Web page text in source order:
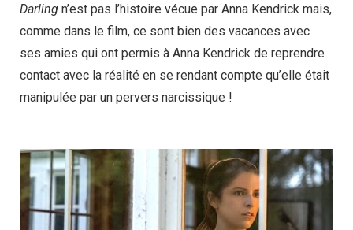
Darling n’est pas l’histoire vécue par Anna Kendrick mais,
comme dans le film, ce sont bien des vacances avec
ses amies qui ont permis à Anna Kendrick de reprendre
contact avec la réalité en se rendant compte qu’elle était
manipulée par un pervers narcissique !